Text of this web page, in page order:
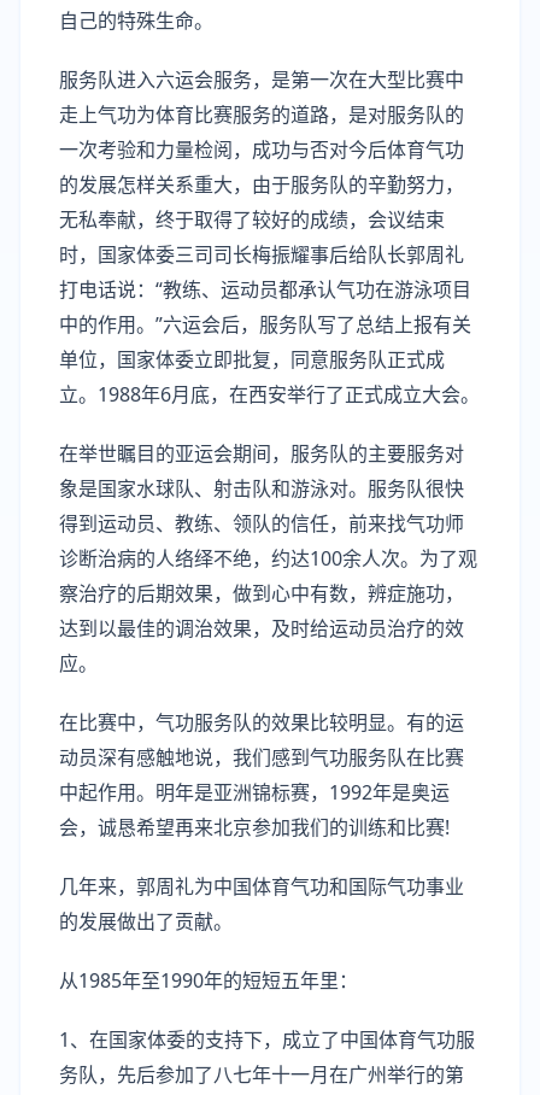
自己的特殊生命。
服务队进入六运会服务，是第一次在大型比赛中
走上气功为体育比赛服务的道路，是对服务队的
一次考验和力量检阅，成功与否对今后体育气功
的发展怎样关系重大，由于服务队的辛勤努力，
无私奉献，终于取得了较好的成绩，会议结束
时，国家体委三司司长梅振耀事后给队长郭周礼
打电话说：“教练、运动员都承认气功在游泳项目
中的作用。”六运会后，服务队写了总结上报有关
单位，国家体委立即批复，同意服务队正式成
立。1988年6月底，在西安举行了正式成立大会。
在举世瞩目的亚运会期间，服务队的主要服务对
象是国家水球队、射击队和游泳对。服务队很快
得到运动员、教练、领队的信任，前来找气功师
诊断治病的人络绎不绝，约达100余人次。为了观
察治疗的后期效果，做到心中有数，辨症施功，
达到以最佳的调治效果，及时给运动员治疗的效
应。
在比赛中，气功服务队的效果比较明显。有的运
动员深有感触地说，我们感到气功服务队在比赛
中起作用。明年是亚洲锦标赛，1992年是奥运
会，诚恳希望再来北京参加我们的训练和比赛!
几年来，郭周礼为中国体育气功和国际气功事业
的发展做出了贡献。
从1985年至1990年的短短五年里：
1、在国家体委的支持下，成立了中国体育气功服
务队，先后参加了八七年十一月在广州举行的第